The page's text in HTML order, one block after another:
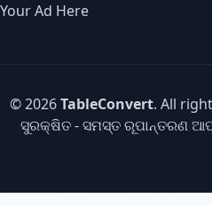
Your Ad Here
© 2026TableConvert. All
ସୁରକ୍ଷିତ - ସମସ୍ତ ରୂପାନ୍ତରଣ